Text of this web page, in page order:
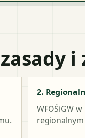
2.
WFOŚiGW